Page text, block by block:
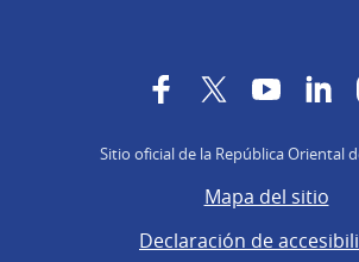
FacebookTwitterYouTube
Sitio oficial de la República Oriental
Mapa del sitio
Declaración de